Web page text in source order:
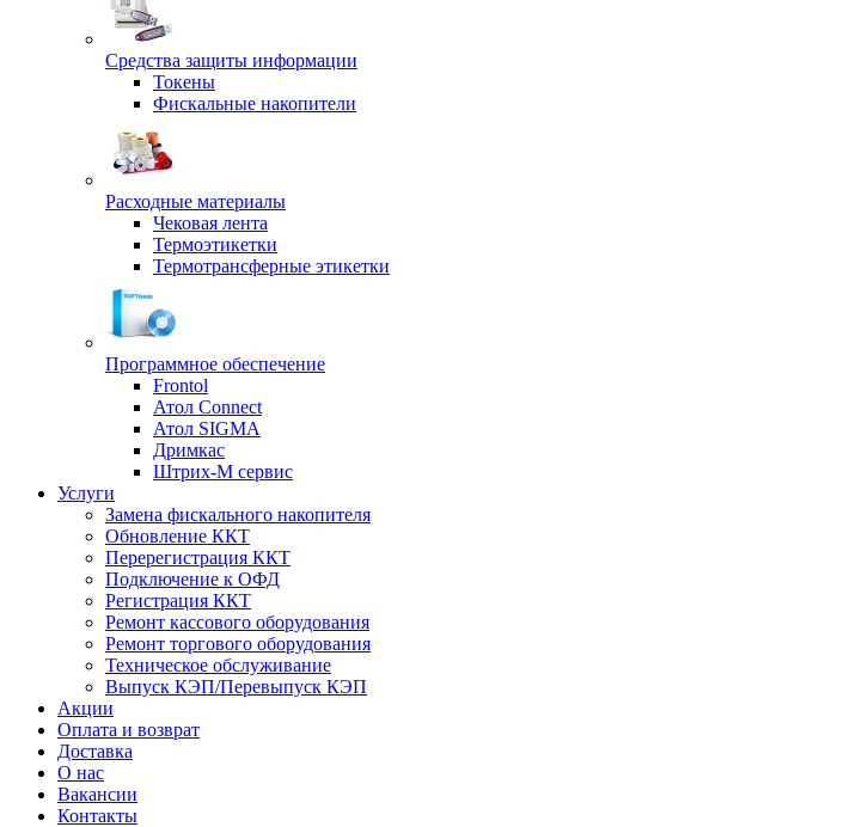
Средства защиты информации
Токены
Фискальные накопители
Расходные материалы
Чековая лента
Термоэтикетки
Термотрансферные этикетки
Программное обеспечение
Frontol
Атол Connect
Атол SIGMA
Дримкас
Штрих-М сервис
Услуги
Замена фискального накопителя
Обновление ККТ
Перерегистрация ККТ
Подключение к ОФД
Регистрация ККТ
Ремонт кассового оборудования
Ремонт торгового оборудования
Техническое обслуживание
Выпуск КЭП/Перевыпуск КЭП
Акции
Оплата и возврат
Доставка
О нас
Вакансии
Контакты